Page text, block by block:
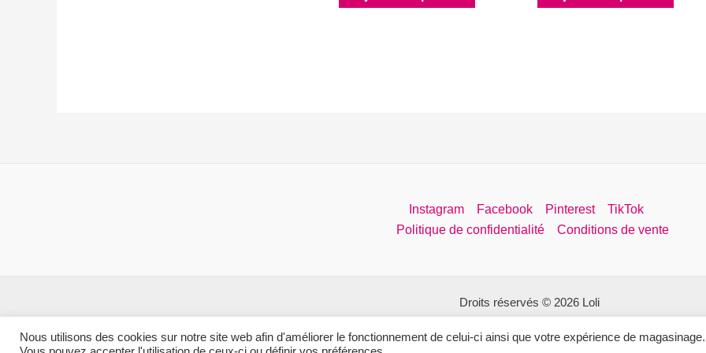
Instagram Facebook Pinterest
TikTok
Politique de confidentialité
Conditions de vente
Droits réservés © 2026 Loli
Nous utilisons des cookies sur notre site web afin d'améliorer le fonctionnement de celui-ci ainsi que votre expérience de magasinage.